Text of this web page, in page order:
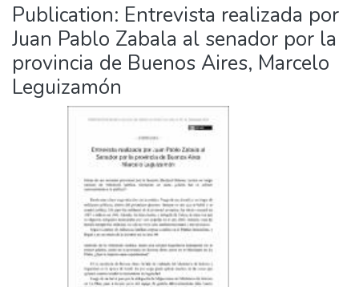
Publication: Entrevista realizada por
Juan Pablo Zabala al senador por la
provincia de Buenos Aires, Marcelo
Leguizamón